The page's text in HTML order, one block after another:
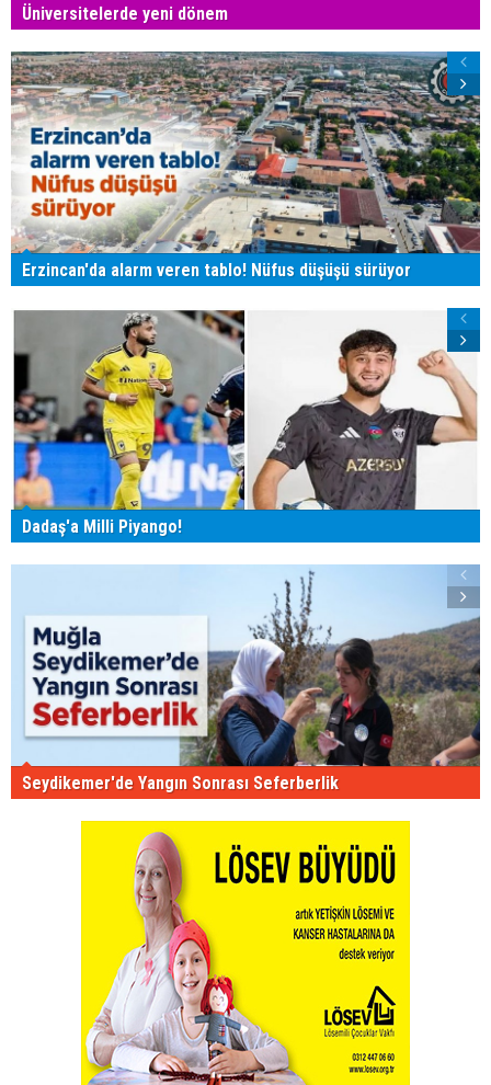
Üniversitelerde yeni dönem
Erzincan'da alarm veren tablo! Nüfus düşüşü sürüyor
Dadaş'a Milli Piyango!
Seydikemer'de Yangın Sonrası Seferberlik